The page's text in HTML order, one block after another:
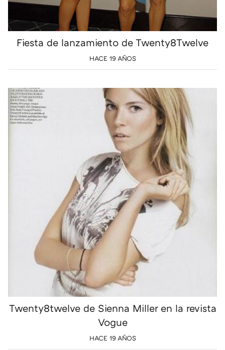
Fiesta de lanzamiento de Twenty8Twelve
HACE 19 AÑOS
Twenty8twelve de Sienna Miller en la revista
Vogue
HACE 19 AÑOS